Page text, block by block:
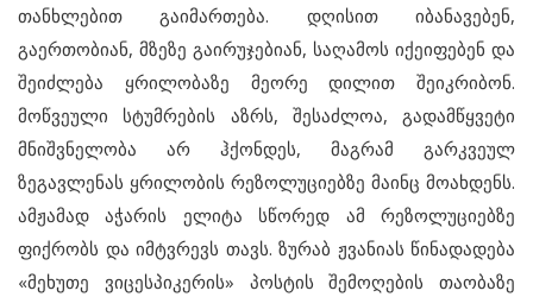
თანხლებით გაიმართება. დღისით იბანავებენ,
გაერთობიან, მზეზე გაირუჯებიან, საღამოს იქეიფებენ და
შეიძლება ყრილობაზე მეორე დილით შეიკრიბონ.
მოწვეული სტუმრების აზრს, შესაძლოა, გადამწყვეტი
მნიშვნელობა არ ჰქონდეს, მაგრამ გარკვეულ
ზეგავლენას ყრილობის რეზოლუციებზე მაინც მოახდენს.
ამჟამად აჭარის ელიტა სწორედ ამ რეზოლუციებზე
ფიქრობს და იმტვრევს თავს. ზურაბ ჟვანიას წინადადება
«მეხუთე ვიცესპიკერის» პოსტის შემოღების თაობაზე